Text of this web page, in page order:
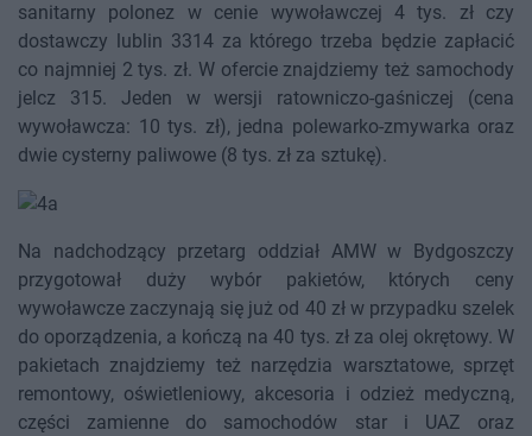
sanitarny polonez w cenie wywoławczej 4 tys. zł czy
dostawczy lublin 3314 za którego trzeba będzie zapłacić
co najmniej 2 tys. zł. W ofercie znajdziemy też samochody
jelcz 315. Jeden w wersji ratowniczo-gaśniczej (cena
wywoławcza: 10 tys. zł), jedna polewarko-zmywarka oraz
dwie cysterny paliwowe (8 tys. zł za sztukę).
Na nadchodzący przetarg oddział AMW w Bydgoszczy
przygotował duży wybór pakietów, których ceny
wywoławcze zaczynają się już od 40 zł w przypadku szelek
do oporządzenia, a kończą na 40 tys. zł za olej okrętowy. W
pakietach znajdziemy też narzędzia warsztatowe, sprzęt
remontowy, oświetleniowy, akcesoria i odzież medyczną,
części zamienne do samochodów star i UAZ oraz